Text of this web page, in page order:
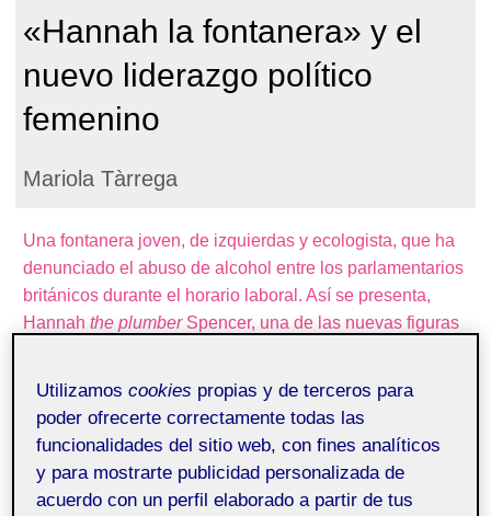
«Hannah la fontanera» y el
nuevo liderazgo político
femenino
Mariola Tàrrega
Una fontanera joven, de izquierdas y ecologista, que ha
denunciado el abuso de alcohol entre los parlamentarios
británicos durante el horario laboral. Así se presenta,
Hannah the plumberSpencer, una de las nuevas figuras
los Verdes por el Área de Manchester (Gorton y Denton).
¿Pero por qué podemos considerarla una voz única y
diferente entre los liderazgos políticos femeninos en el
marco de las democracias occidentales?
Utilizamoscookies propias y de terceros para
poder ofrecerte correctamente todas las
funcionalidades del sitio web, con fines analíticos
y para mostrarte publicidad personalizada de
acuerdo con un perfil elaborado a partir de tus